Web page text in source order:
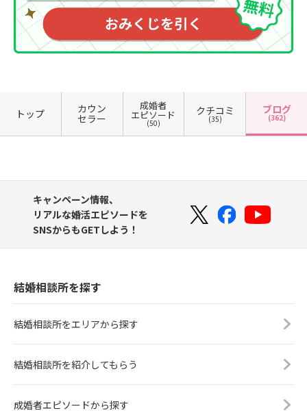
トップ カウン
セラー
成婚者
エピソード
(50)
クチコミ
(35)
ブログ
(362)
キャンペーン情報、
リアルな婚活エピソードを
SNSからもGETしよう！
結婚相談所を探す
結婚相談所をエリアから探す
結婚相談所を紹介してもらう
成婚者エピソードから探す